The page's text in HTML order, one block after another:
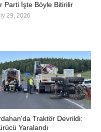
Parti İşte Böyle Bitirilir
29, 2026
Traktör Devrildi:
Yaralandı